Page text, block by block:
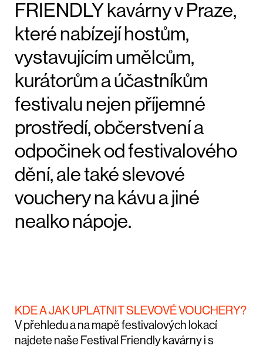
FRIENDLY kavárny v Praze,
které nabízejí hostům,
vystavujícím umělcům,
kurátorům a účastníkům
festivalu nejen příjemné
prostředí, občerstvení a
odpočinek od festivalového
dění, ale také slevové
vouchery na kávu a jiné
nealko nápoje.
KDE A JAK UPLATNIT SLEVOVÉ VOUCHERY?
V přehledu a na mapě festivalových lokací
najdete naše Festival Friendly kavárny i s